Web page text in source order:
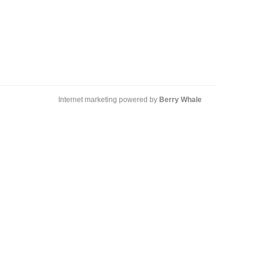
Internet marketing powered by Berry Whale